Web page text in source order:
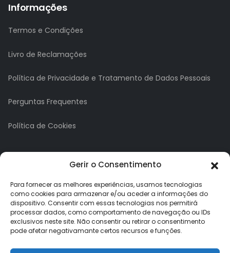
Gerir o Consentimento
Para fornecer as melhores experiências, usamos tecnologias
como cookies para armazenar e/ou aceder a informações do
dispositivo. Consentir com essas tecnologias nos permitirá
processar dados, como comportamento de navegação ou IDs
exclusivos neste site. Não consentir ou retirar o consentimento
pode afetar negativamante certos recursos e funções.
Informações
Termos e Condições
Livro de Reclamações
Política de Privacidade e Tratamento de Dados Pessoais
Perguntas Frequentes
Política de Cookies
A minha conta
A Minha Conta
Histórico de Pedidos
Lista de Desejos